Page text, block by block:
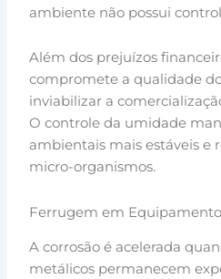
ambiente não possui
Além dos prejuízos
compromete a qualidade
inviabilizar a
O controle da umidade
ambientais mais estáveis e
micro-organismos.
Ferrugem em
A corrosão é acelerada
metálicos permanecem